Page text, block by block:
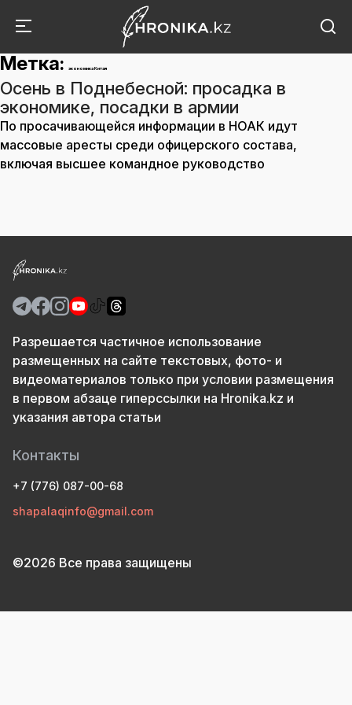
Метка: экономика Китая
Осень в Поднебесной: просадка в
экономике, посадки в армии
По просачивающейся информации в НОАК идут
массовые аресты среди офицерского состава,
включая высшее командное руководство
Разрешается частичное использование
размещенных на сайте текстовых, фото- и
видеоматериалов только при условии размещения
в первом абзаце гиперссылки на Hronika.kz и
указания автора статьи
Контакты
+7 (776) 087-00-68
shapalaqinfo@gmail.com
©2026 Все права защищены